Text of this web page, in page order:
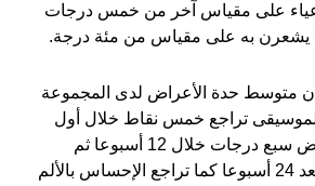
على مقياس آخر من خمس درجات
يشعرن به على مقياس من مئة درجة.
متوسط حدة الأعراض لدى المجموعة
تراجع خمس نقاط خلال أول
ستة أسابيع ثم انخفض سبع درجات خلال 12 أسبوعا ثم
قرابة تسع درجات بعد 24 أسبوعا كما تراجع الإحساس بالألم